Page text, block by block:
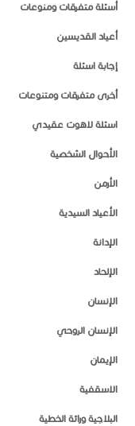
أسئلة متفرقات ومنوعات
أعياد القديسين
إجابة اسئلة
أخرى متفرقات ومتنوعات
اسئلة لاهوت عقيدي
الأحوال الشخصية
الأرمن
الأعياد السيدية
الإدانة
الإلحاد
الإنسان
الإنسان الروحي
الإيمان
الاسقفية
البلاجية وراثة الخطية